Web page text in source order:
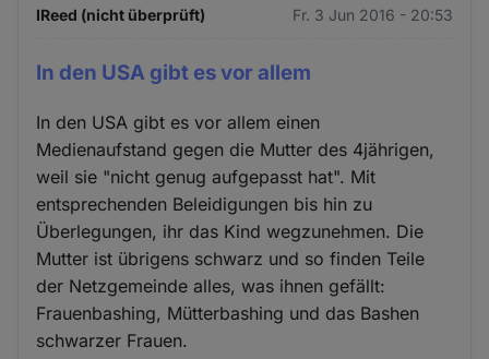
IReed (nicht überprüft) Fr. 3 Jun 2016 - 20:53
In den USA gibt es vor allem
In den USA gibt es vor allem einen
Medienaufstand gegen die Mutter des 4jährigen,
weil sie "nicht genug aufgepasst hat". Mit
entsprechenden Beleidigungen bis hin zu
Überlegungen, ihr das Kind wegzunehmen. Die
Mutter ist übrigens schwarz und so finden Teile
der Netzgemeinde alles, was ihnen gefällt:
Frauenbashing, Mütterbashing und das Bashen
schwarzer Frauen.